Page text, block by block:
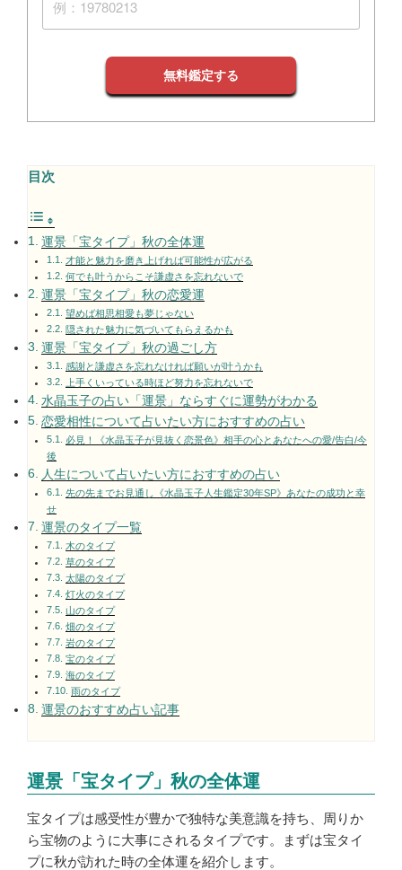
無料鑑定する
目次
運景「宝タイプ」秋の全体運
才能と魅力を磨き上げれば可能性が広がる
何でも叶うからこそ謙虚さを忘れないで
運景「宝タイプ」秋の恋愛運
望めば相思相愛も夢じゃない
隠された魅力に気づいてもらえるかも
運景「宝タイプ」秋の過ごし方
感謝と謙虚さを忘れなければ願いが叶うかも
上手くいっている時ほど努力を忘れないで
水晶玉子の占い「運景」ならすぐに運勢がわかる
恋愛相性について占いたい方におすすめの占い
必見！《水晶玉子が見抜く恋景色》相手の心とあなたへの愛/告白/今
後
人生について占いたい方におすすめの占い
先の先までお見通し《水晶玉子人生鑑定30年SP》あなたの成功と幸
せ
運景のタイプ一覧
木のタイプ
草のタイプ
太陽のタイプ
灯火のタイプ
山のタイプ
畑のタイプ
岩のタイプ
宝のタイプ
海のタイプ
雨のタイプ
運景のおすすめ占い記事
運景「宝タイプ」秋の全体運
宝タイプは感受性が豊かで独特な美意識を持ち、周りか
ら宝物のように大事にされるタイプです。まずは宝タイ
プに秋が訪れた時の全体運を紹介します。